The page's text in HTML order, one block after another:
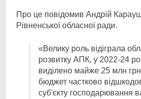
Про це повідомив Андрій
Рівненської обласної ради.
«Велику роль відіграла
розвитку АПК, у 2022-24
виділено майже 25 млн
бюджет частково
суб'єкту господарювання